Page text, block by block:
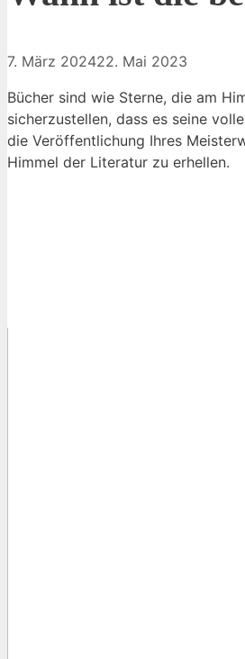
7. März 202422. Mai 2023
Bücher sind wie Sterne, die am
sicherzustellen, dass es seine
die Veröffentlichung Ihres
Himmel der Literatur zu erhellen.